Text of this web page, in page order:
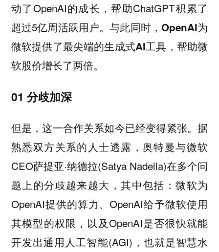
动了OpenAI的成长，帮助ChatGPT积累了
超过5亿周活跃用户。与此同时， OpenAI为
微软提供了最尖端的生成式AI工具，帮助微
软股价增长了两倍。
01 分歧加深
但是，这一合作关系如今已经变得紧张。据
熟悉双方关系的人士透露，奥特曼与微软
CEO萨提亚·纳德拉(Satya Nadella)在多个问
题上的分歧越来越大，其中包括：微软为
OpenAI提供的算力、OpenAI给予微软使用
其模型的权限，以及OpenAI是否很快就能
开发出通用人工智能(AGI)，也就是智慧水